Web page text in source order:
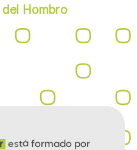
Hombro
está formado por